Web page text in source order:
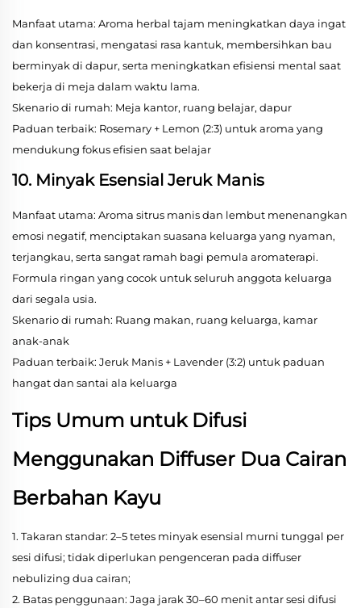
Manfaat utama: Aroma herbal tajam meningkatkan daya ingat
dan konsentrasi, mengatasi rasa kantuk, membersihkan bau
berminyak di dapur, serta meningkatkan efisiensi mental saat
bekerja di meja dalam waktu lama.
Skenario di rumah: Meja kantor, ruang belajar, dapur
Paduan terbaik: Rosemary + Lemon (2:3) untuk aroma yang
mendukung fokus efisien saat belajar
10. Minyak Esensial Jeruk Manis
Manfaat utama: Aroma sitrus manis dan lembut menenangkan
emosi negatif, menciptakan suasana keluarga yang nyaman,
terjangkau, serta sangat ramah bagi pemula aromaterapi.
Formula ringan yang cocok untuk seluruh anggota keluarga
dari segala usia.
Skenario di rumah: Ruang makan, ruang keluarga, kamar
anak-anak
Paduan terbaik: Jeruk Manis + Lavender (3:2) untuk paduan
hangat dan santai ala keluarga
Tips Umum untuk Difusi
Menggunakan Diffuser Dua Cairan
Berbahan Kayu
1. Takaran standar: 2–5 tetes minyak esensial murni tunggal per
sesi difusi; tidak diperlukan pengenceran pada diffuser
nebulizing dua cairan;
2. Batas penggunaan: Jaga jarak 30–60 menit antar sesi difusi